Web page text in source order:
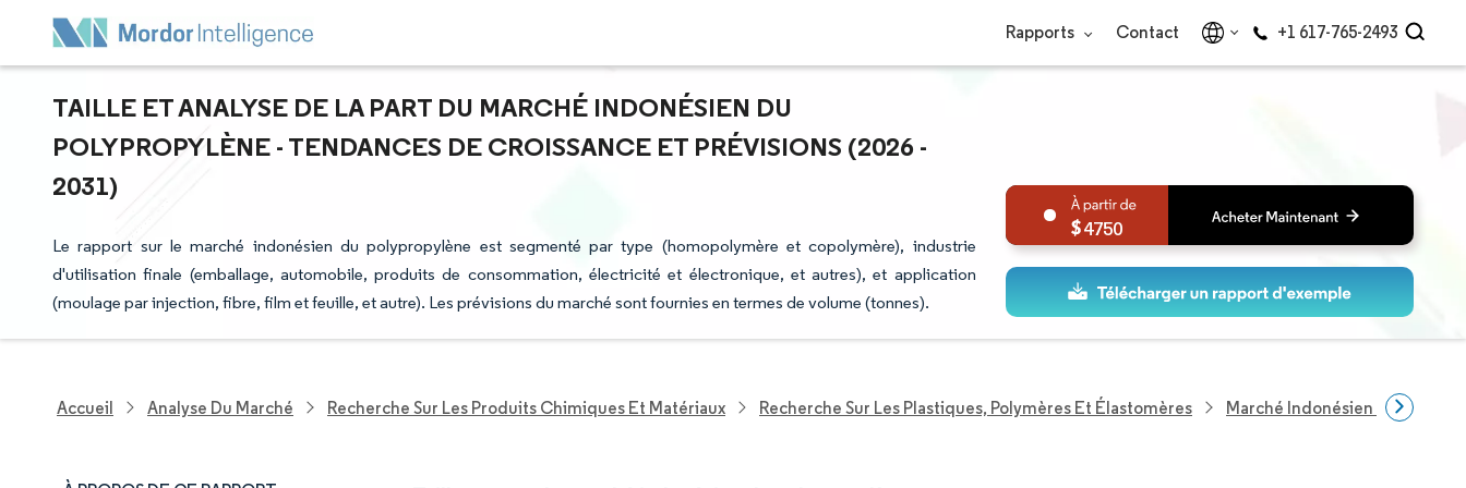
Rapports Contact +1 617-765-2493
TAILLE ET ANALYSE DE LA PART DU MARCHÉ INDONÉSIEN DU
POLYPROPYLÈNE - TENDANCES DE CROISSANCE ET PRÉVISIONS (2026 -
2031)
Le rapport sur le marché indonésien du polypropylène est segmenté par type (homopolymère et copolymère), industrie
d'utilisation finale (emballage, automobile, produits de consommation, électricité et électronique, et autres), et application
(moulage par injection, fibre, film et feuille, et autre). Les prévisions du marché sont fournies en termes de volume (tonnes).
4750
Accueil Analyse Du Marché Recherche Sur Les Produits Chimiques Et Matériaux Recherche Sur Les Plastiques, Polymères Et Élastomères Marché Indonésien Du